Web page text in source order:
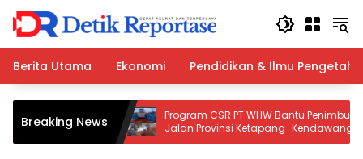
Langsung
konten
Berita Utama
Ekonomi Pendidikan & Ilmu
Breaking News
Deli
Edarkan
Program CSR PT WHW Bantu Penimbunan
Jalan Provinsi Ketapang–Kendawangan,
Warga Apresiasi Kepedulian Perusahaan